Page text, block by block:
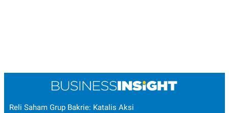
Reli Saham Grup Bakrie: Katalis Aksi